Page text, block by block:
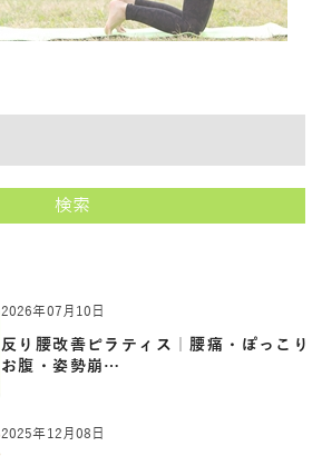
検索
2026年07月10日
反り腰改善ピラティス｜腰痛・ぽっこり
お腹・姿勢崩…
2025年12月08日